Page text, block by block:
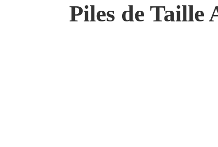
Piles de Taille